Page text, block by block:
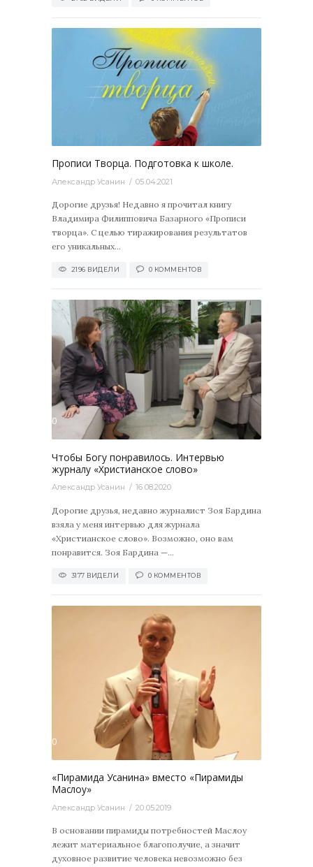
Прописи Творца. Подготовка к школе.
Александр Усанин 05.04.2021
Дорогие друзья! Недавно я прочитал книгу
Владимира Филипповича Базарного «Прописи
творца». С целью тиражирования результатов
его уникальных...
2196 ВИДЕЛИ 0 КОММЕНТОВ
0
Чтобы Богу понравилось. Интервью
журналу «Христианское слово»
Александр Усанин 16.08.2020
Дорогие друзья, недавно журналист Зоя Бардина
взяла у меня интервью для журнала
«Христианское слово». Возможно, оно вам
понравится. Зоя Бардина —...
3177 ВИДЕЛИ 0 КОММЕНТОВ
0
«Пирамида Усанина» вместо «Пирамиды
Маслоу»
Александр Усанин 20.05.2019
В основании пирамиды потребностей Маслоу
лежит материальное благополучие, а значит
духовное развитие человека невозможно без